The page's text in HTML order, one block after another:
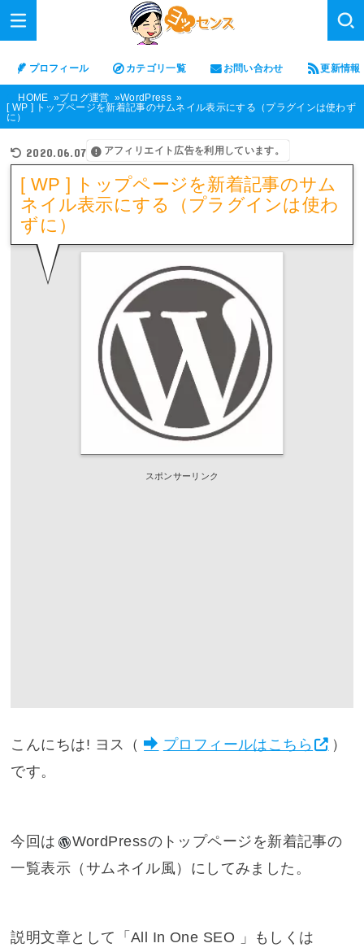
プロフィール カテゴリ一覧 お問い合わせ 更新情報
HOME ブログ運営
WordPress
[ WP ] トップページを新着記事のサムネイル表示にする（プラグインは使わず
に）
2020.06.07 アフィリエイト広告を利用しています。
[ WP ] トップページを新着記事のサム
ネイル表示にする（プラグインは使わ
ずに）
スポンサーリンク
こんにちは! ヨス（ プロフィールはこちら
）
です。
今回は WordPressのトップページを新着記事の
一覧表示（サムネイル風）にしてみました。
説明文章として「All In One SEO 」もしくは